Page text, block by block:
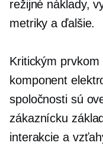
režijné náklady,
metriky a ďalšie.
Kritickým prvkom
komponent
spoločnosti sú
zákaznícku
interakcie a